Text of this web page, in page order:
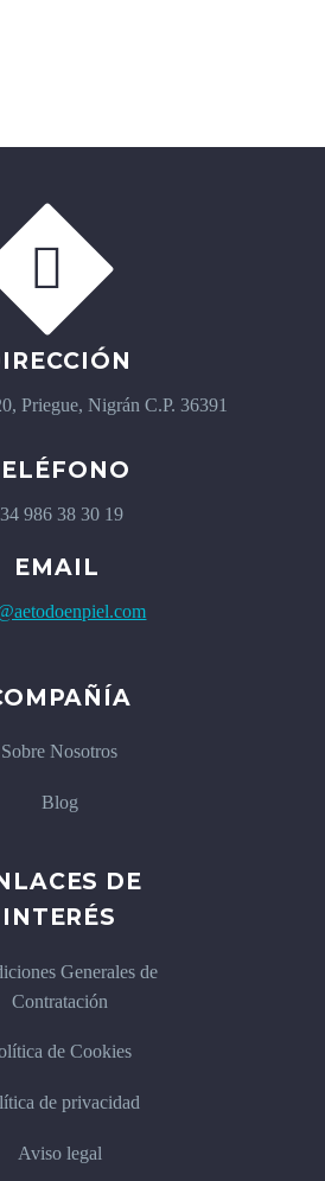


Priegue, Nigrán C.P. 36391
986 38 30 19
EMAIL
Sobre Nosotros
Blog
DE
INTERÉS
Generales de
Contratación
de Cookies
de privacidad
Aviso legal